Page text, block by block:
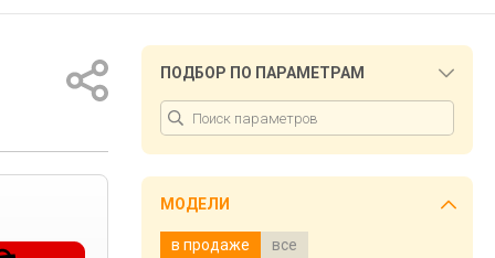
ПОДБОР ПО ПАРАМЕТРАМ
МОДЕЛИ
в продаже все